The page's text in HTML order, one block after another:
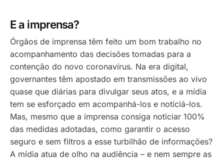
E a imprensa?
Órgãos de imprensa têm feito um bom trabalho no
acompanhamento das decisões tomadas para a
contenção do novo coronavírus. Na era digital,
governantes têm apostado em transmissões ao vivo
quase que diárias para divulgar seus atos, e a mídia
tem se esforçado em acompanhá-los e noticiá-los.
Mas, mesmo que a imprensa consiga noticiar 100%
das medidas adotadas, como garantir o acesso
seguro e sem filtros a esse turbilhão de informações?
A mídia atua de olho na audiência – e nem sempre as